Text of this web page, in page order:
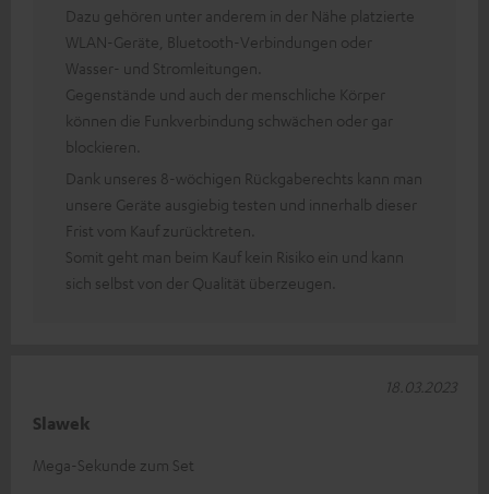
Dazu gehören unter anderem in der Nähe platzierte
WLAN-Geräte, Bluetooth-Verbindungen oder
Wasser- und Stromleitungen.
Gegenstände und auch der menschliche Körper
können die Funkverbindung schwächen oder gar
blockieren.
Dank unseres 8-wöchigen Rückgaberechts kann man
unsere Geräte ausgiebig testen und innerhalb dieser
Frist vom Kauf zurücktreten.
Somit geht man beim Kauf kein Risiko ein und kann
sich selbst von der Qualität überzeugen.
Slawek
Mega-Sekunde zum Set
18.03.2023